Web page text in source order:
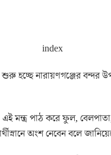
হচ্ছে নারায়ণগঞ্জের বন্দর
এই মন্ত্র পাঠ করে ফুল,
অংশ নেবেন বলে